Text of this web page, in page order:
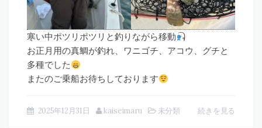
寒い中ポツリポツリと釣りながら移動
お正月用の真鯛が釣れ、ワニゴチ、アコウ、グチと
多種でした
またのご乗船お待ちしております
2025年12月31日 kaiseimaru 未分類 続きを見る